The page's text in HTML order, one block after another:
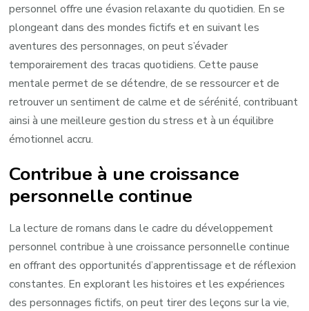
personnel offre une évasion relaxante du quotidien. En se
plongeant dans des mondes fictifs et en suivant les
aventures des personnages, on peut s’évader
temporairement des tracas quotidiens. Cette pause
mentale permet de se détendre, de se ressourcer et de
retrouver un sentiment de calme et de sérénité, contribuant
ainsi à une meilleure gestion du stress et à un équilibre
émotionnel accru.
Contribue à une croissance
personnelle continue
La lecture de romans dans le cadre du développement
personnel contribue à une croissance personnelle continue
en offrant des opportunités d’apprentissage et de réflexion
constantes. En explorant les histoires et les expériences
des personnages fictifs, on peut tirer des leçons sur la vie,